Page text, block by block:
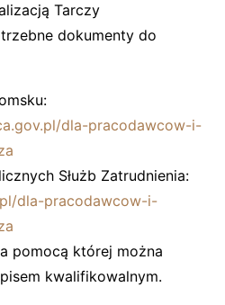
Tarczy
dokumenty do
dla-pracodawcow-i-
Służb Zatrudnienia:
dla-pracodawcow-i-
pomocą której można
kwalifikowalnym.